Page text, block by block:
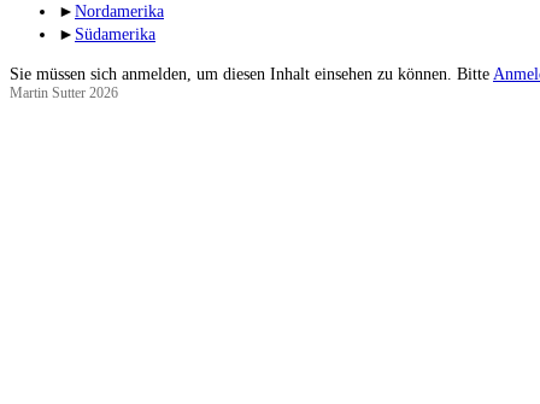
► Nordamerika
► Südamerika
Sie müssen sich anmelden, um diesen Inhalt einsehen zu können. Bitte
Martin Sutter 2026